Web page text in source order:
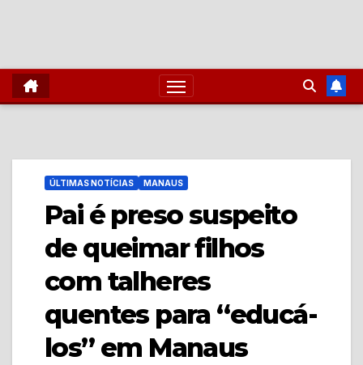
ÚLTIMAS NOTÍCIAS MANAUS
Pai é preso suspeito
de queimar filhos
com talheres
quentes para “educá-
los” em Manaus